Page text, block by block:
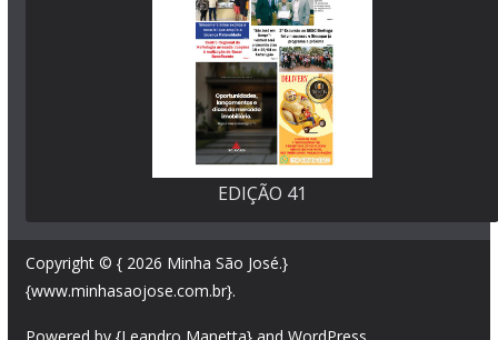
EDIÇÃO 41
Copyright © { 2026 Minha São José.}
{www.minhasaojose.com.br}.